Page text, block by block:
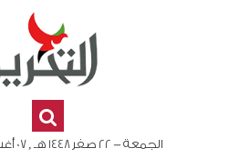
الجمعة - 22 صفر 1448 هـ , 07 أغسطس 2026 م